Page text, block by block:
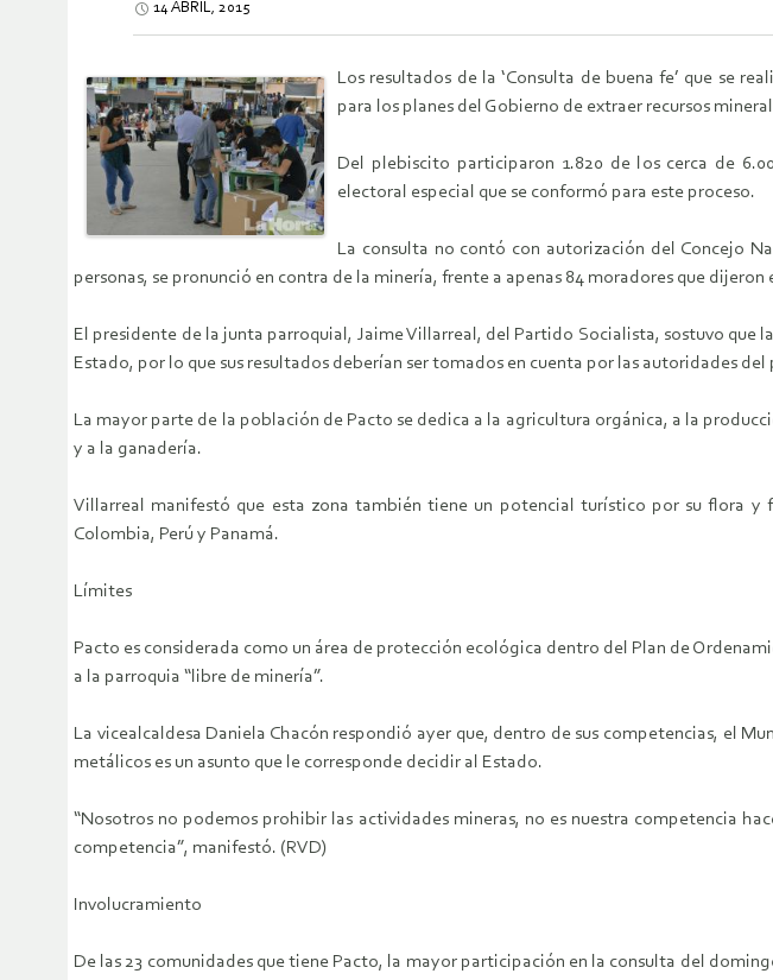
14 ABRIL, 2015
Los resultados de la ‘Consulta de buena fe’ que se
para los planes del Gobierno de extraer recursos
Del plebiscito participaron 1.820 de los cerca de
electoral especial que se conformó para este proceso.
La consulta no contó con autorización del Concejo
personas, se pronunció en contra de la minería, frente a apenas 84 moradores que dijeron
El presidente de la junta parroquial, Jaime Villarreal, del Partido Socialista, sostuvo que
Estado, por lo que sus resultados deberían ser tomados en cuenta por las autoridades del
La mayor parte de la población de Pacto se dedica a la agricultura orgánica, a la
y a la ganadería.
Villarreal manifestó que esta zona también tiene un potencial turístico por su flora
Colombia, Perú y Panamá.
Límites
Pacto es considerada como un área de protección ecológica dentro del Plan de
a la parroquia “libre de minería”.
La vicealcaldesa Daniela Chacón respondió ayer que, dentro de sus competencias, el
metálicos es un asunto que le corresponde decidir al Estado.
“Nosotros no podemos prohibir las actividades mineras, no es nuestra competencia
competencia”, manifestó. (RVD)
Involucramiento
De las 23 comunidades que tiene Pacto, la mayor participación en la consulta del